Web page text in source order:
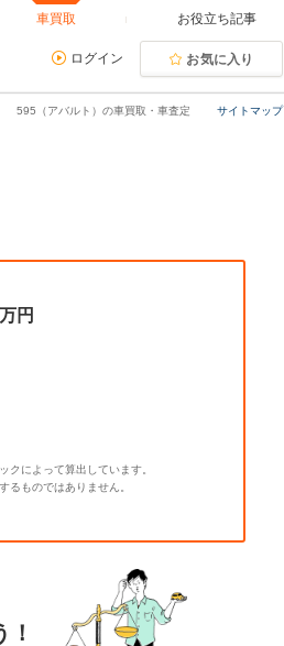
車買取 お役立ち記事
ログイン お気に入り
サイトマップ
595（アバルト）の車買取・車査定
万円
によって算出しています。
るものではありません。
！